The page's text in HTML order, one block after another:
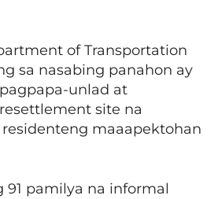
of Transportation
sa nasabing panahon ay
unlad at
site na
maaapektohan
91 pamilya na informal